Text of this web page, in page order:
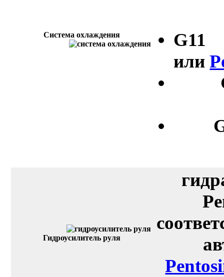
Система охлаждения
или
Гидроусилитель руля